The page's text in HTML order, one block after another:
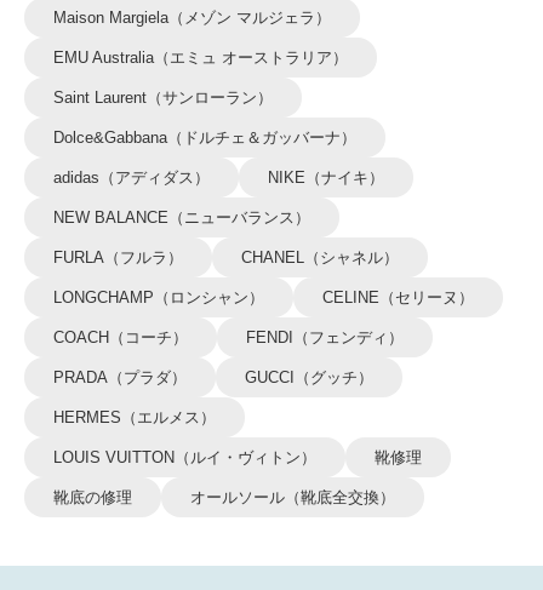
Maison Margiela（メゾン マルジェラ）
EMU Australia（エミュ オーストラリア）
Saint Laurent（サンローラン）
Dolce&Gabbana（ドルチェ＆ガッバーナ）
adidas（アディダス） NIKE（ナイキ）
NEW BALANCE（ニューバランス）
FURLA（フルラ） CHANEL（シャネル）
LONGCHAMP（ロンシャン） CELINE（セリーヌ）
COACH（コーチ） FENDI（フェンディ）
PRADA（プラダ） GUCCI（グッチ）
HERMES（エルメス）
LOUIS VUITTON（ルイ・ヴィトン） 靴修理
靴底の修理 オールソール（靴底全交換）